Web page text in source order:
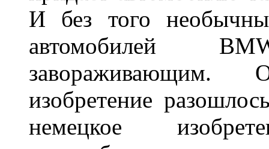
И без того
автомобилей
завораживающим.
изобретение
немецкое